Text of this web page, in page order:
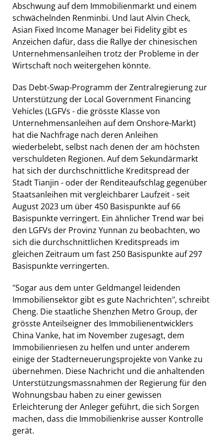
Abschwung auf dem Immobilienmarkt und einem
schwächelnden Renminbi. Und laut Alvin Check,
Asian Fixed Income Manager bei Fidelity gibt es
Anzeichen dafür, dass die Rallye der chinesischen
Unternehmensanleihen trotz der Probleme in der
Wirtschaft noch weitergehen könnte.
Das Debt-Swap-Programm der Zentralregierung zur
Unterstützung der Local Government Financing
Vehicles (LGFVs - die grösste Klasse von
Unternehmensanleihen auf dem Onshore-Markt)
hat die Nachfrage nach deren Anleihen
wiederbelebt, selbst nach denen der am höchsten
verschuldeten Regionen. Auf dem Sekundärmarkt
hat sich der durchschnittliche Kreditspread der
Stadt Tianjin - oder der Renditeaufschlag gegenüber
Staatsanleihen mit vergleichbarer Laufzeit - seit
August 2023 um über 450 Basispunkte auf 66
Basispunkte verringert. Ein ähnlicher Trend war bei
den LGFVs der Provinz Yunnan zu beobachten, wo
sich die durchschnittlichen Kreditspreads im
gleichen Zeitraum um fast 250 Basispunkte auf 297
Basispunkte verringerten.
"Sogar aus dem unter Geldmangel leidenden
Immobiliensektor gibt es gute Nachrichten", schreibt
Cheng. Die staatliche Shenzhen Metro Group, der
grösste Anteilseigner des Immobilienentwicklers
China Vanke, hat im November zugesagt, dem
Immobilienriesen zu helfen und unter anderem
einige der Stadterneuerungsprojekte von Vanke zu
übernehmen. Diese Nachricht und die anhaltenden
Unterstützungsmassnahmen der Regierung für den
Wohnungsbau haben zu einer gewissen
Erleichterung der Anleger geführt, die sich Sorgen
machen, dass die Immobilienkrise ausser Kontrolle
gerät.